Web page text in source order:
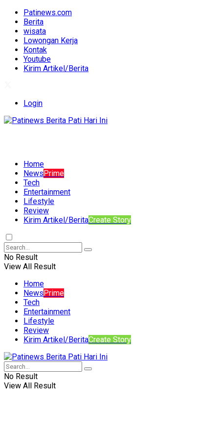
Patinews.com
Berita
wisata
Lowongan Kerja
Kontak
Youtube
Kirim Artikel/Berita
Login
Home
NewsPrime
Tech
Entertainment
Lifestyle
Review
Kirim Artikel/BeritaCreate Story
No Result
View All Result
Home
NewsPrime
Tech
Entertainment
Lifestyle
Review
Kirim Artikel/BeritaCreate Story
No Result
View All Result